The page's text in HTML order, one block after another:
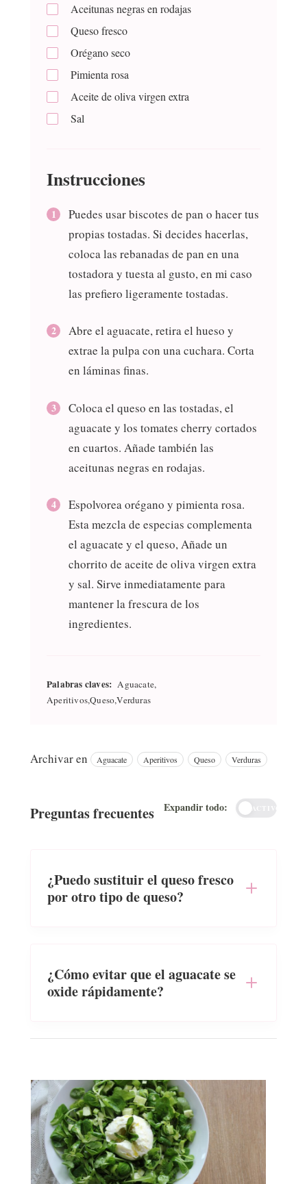
Aceitunas negras en rodajas
Queso fresco
Orégano seco
Pimienta rosa
Aceite de oliva virgen extra
Sal
Instrucciones
Puedes usar biscotes de pan o hacer tus
propias tostadas. Si decides hacerlas,
coloca las rebanadas de pan en una
tostadora y tuesta al gusto, en mi caso
las prefiero ligeramente tostadas.
Abre el aguacate, retira el hueso y
extrae la pulpa con una cuchara. Corta
en láminas finas.
Coloca el queso en las tostadas, el
aguacate y los tomates cherry cortados
en cuartos. Añade también las
aceitunas negras en rodajas.
Espolvorea orégano y pimienta rosa.
Esta mezcla de especias complementa
el aguacate y el queso, Añade un
chorrito de aceite de oliva virgen extra
y sal. Sirve inmediatamente para
mantener la frescura de los
ingredientes.
Palabras claves: Aguacate,
Aperitivos,Queso,Verduras
Archivar en Aguacate Aperitivos Queso Verduras
Preguntas frecuentes Expandir todo: INACTIVO
¿Puedo sustituir el queso fresco
por otro tipo de queso?
¿Cómo evitar que el aguacate se
oxide rápidamente?